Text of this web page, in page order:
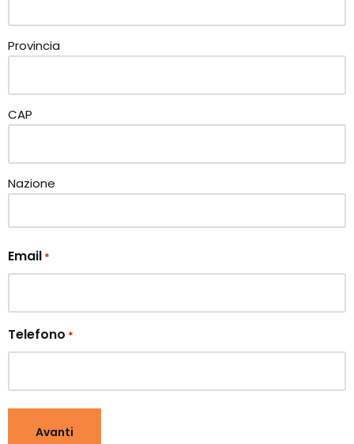
Provincia
CAP
Nazione
Email *
Telefono *